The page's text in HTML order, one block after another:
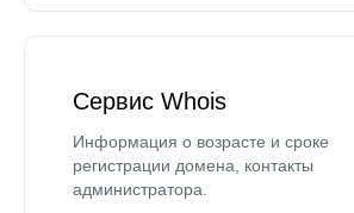
Сервис Whois
Информация о возрасте и сроке
регистрации домена, контакты
администратора.